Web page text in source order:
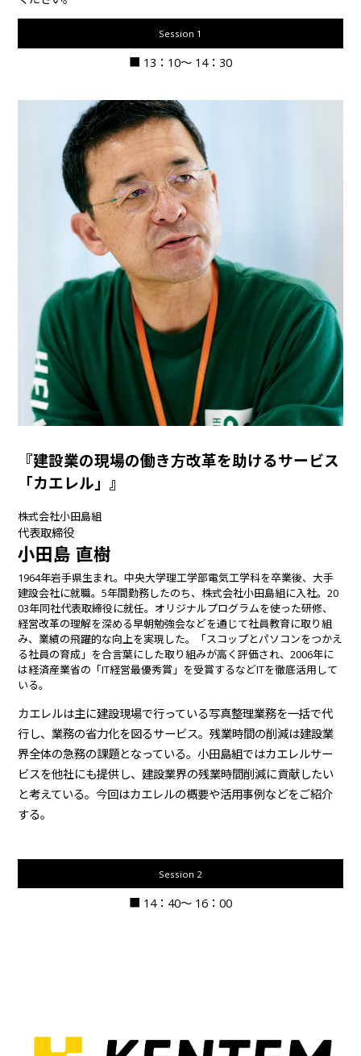
Session 1
■ 13：10〜 14：30
『建設業の現場の働き方改革を助けるサービス
「カエレル」』
株式会社小田島組
代表取締役
小田島 直樹
1964年岩手県生まれ。中央大学理工学部電気工学科を卒業後、大手
建設会社に就職。5年間勤務したのち、株式会社小田島組に入社。20
03年同社代表取締役に就任。オリジナルプログラムを使った研修、
経営改革の理解を深める早朝勉強会などを通じて社員教育に取り組
み、業績の飛躍的な向上を実現した。「スコップとパソコンをつかえ
る社員の育成」を合言葉にした取り組みが高く評価され、2006年に
は経済産業省の「IT経営最優秀賞」を受賞するなどITを徹底活用して
いる。
カエレルは主に建設現場で行っている写真整理業務を一括で代
行し、業務の省力化を図るサービス。残業時間の削減は建設業
界全体の急務の課題となっている。小田島組ではカエレルサー
ビスを他社にも提供し、建設業界の残業時間削減に貢献したい
と考えている。今回はカエレルの概要や活用事例などをご紹介
する。
Session 2
■ 14：40〜 16：00